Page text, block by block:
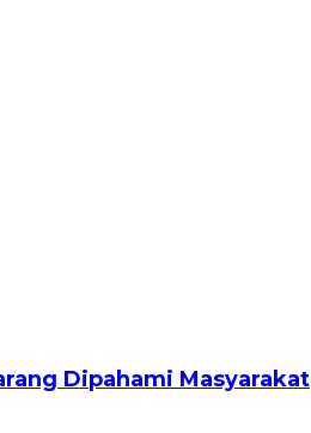
Dipahami Masyarakat